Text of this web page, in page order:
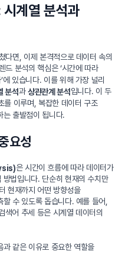
계열 분석과
다면, 이제 본격적으로 데이터 속의
드 분석의 핵심은 ‘시간에 따라
있습니다. 이를 위해 가장 널리
분석과상관관계 분석입니다. 이 두
를 이루며, 복잡한 데이터 구조
는 출발점이 됩니다.
요성
은 시간이 흐름에 따라 데이터가
법입니다. 단순히 현재의 수치만
현재까지 어떤 방향성을
수 있도록 돕습니다. 예를 들어,
색어 추세 등은 시계열 데이터의
같은 이유로 중요한 역할을